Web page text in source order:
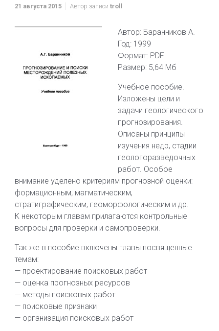
21 августа 2015 Автор записи troll
Автор: Баранников А.
Год: 1999
Формат: PDF
Размер: 5,64 Мб
Учебное пособие.
Изложены цели и
задачи геологического
прогнозирования.
Описаны принципы
изучения недр, стадии
геологоразведочных
работ. Особое
внимание уделено критериям прогнозной оценки:
формационным, магматическим,
стратиграфическим, геоморфологическим и др.
К некоторым главам прилагаются контрольные
вопросы для проверки и самопроверки.
Так же в пособие включены главы посвященные
темам:
— проектирование поисковых работ
— оценка прогнозных ресурсов
— методы поисковых работ
— поисковые признаки
— организация поисковых работ